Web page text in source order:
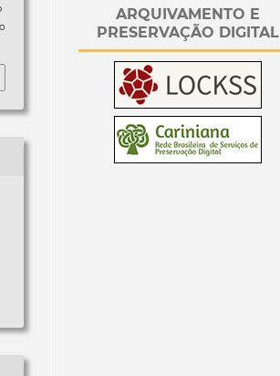
ARQUIVAMENTO E
PRESERVAÇÃO DIGITAL